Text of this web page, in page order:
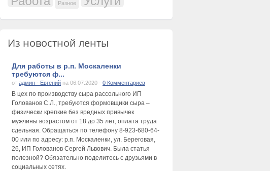
Разное
Из новостной ленты
Для работы в р.п. Москаленки
требуются ф...
от админ - Евгений на 06.07.2020 - 0 Комментариев
В цех по производству сыра рассольного ИП
Голованов С.Л., требуются формовщики сыра –
физически крепкие без вредных привычек
мужчины возрастом от 18 до 35 лет, оплата труда
сдельная. Обращаться по телефону 8-923-680-64-
00 или по адресу: р.п. Москаленки, ул. Береговая,
26, ИП Голованов Сергей Львович. Была статья
полезной? Обязательно поделитесь с друзьями в
социальных сетях.